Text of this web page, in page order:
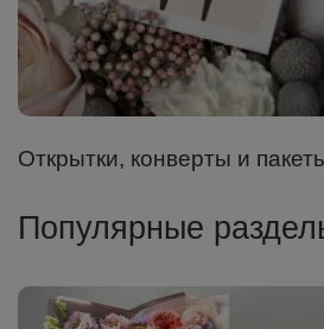
Открытки, конверты и
Популярные